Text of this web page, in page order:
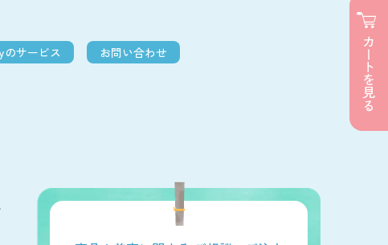
カートを見る
のサービス お問い合わせ